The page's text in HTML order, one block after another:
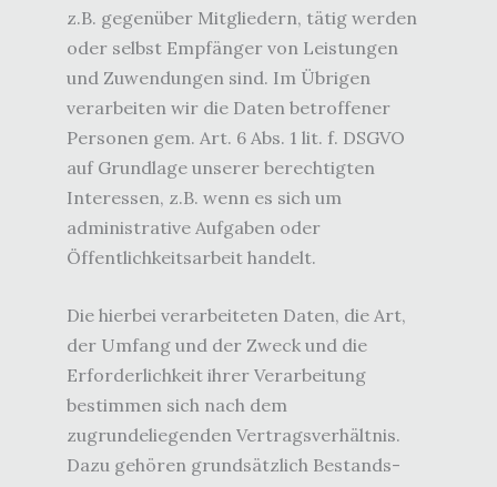
z.B. gegenüber Mitgliedern, tätig werden
oder selbst Empfänger von Leistungen
und Zuwendungen sind. Im Übrigen
verarbeiten wir die Daten betroffener
Personen gem. Art. 6 Abs. 1 lit. f. DSGVO
auf Grundlage unserer berechtigten
Interessen, z.B. wenn es sich um
administrative Aufgaben oder
Öffentlichkeitsarbeit handelt.
Die hierbei verarbeiteten Daten, die Art,
der Umfang und der Zweck und die
Erforderlichkeit ihrer Verarbeitung
bestimmen sich nach dem
zugrundeliegenden Vertragsverhältnis.
Dazu gehören grundsätzlich Bestands-